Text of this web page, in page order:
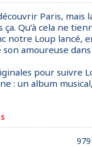
Paris, mais
ça. Qu’à cela ne
notre Loup lancé,
amoureuse
pour suivre
: un album